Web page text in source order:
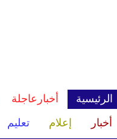
الرئيسية أخبارعاجلة
أخبار
إعلام تعليم